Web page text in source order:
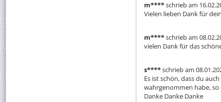
m****schrieb am
Vielen lieben Dank für
m****schrieb am
vielen Dank für das
s****schrieb am
Es ist schön, dass du
wahrgenommen habe,
Danke Danke Danke